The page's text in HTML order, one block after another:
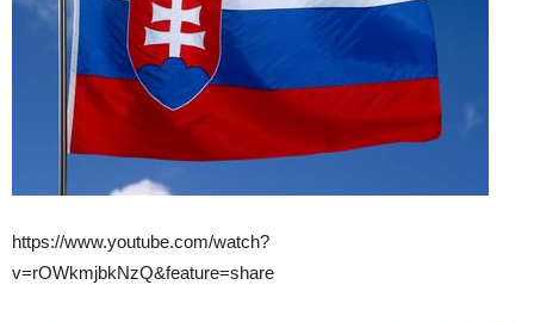
https://www.youtube.com/watch?
v=rOWkmjbkNzQ&feature=share